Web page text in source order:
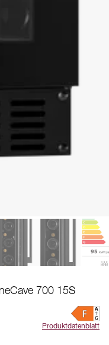
700 15S
Produktdatenblatt